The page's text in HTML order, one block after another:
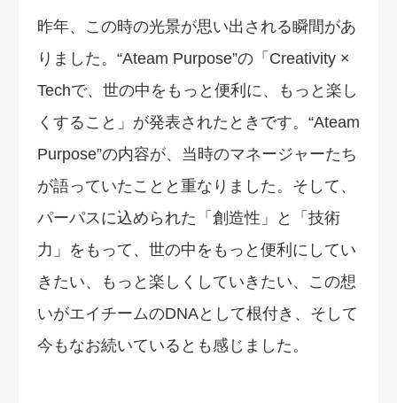
昨年、この時の光景が思い出される瞬間があ
りました。“Ateam Purpose”の「Creativity ×
Techで、世の中をもっと便利に、もっと楽し
くすること」が発表されたときです。“Ateam
Purpose”の内容が、当時のマネージャーたち
が語っていたことと重なりました。そして、
パーパスに込められた「創造性」と「技術
力」をもって、世の中をもっと便利にしてい
きたい、もっと楽しくしていきたい、この想
いがエイチームのDNAとして根付き、そして
今もなお続いているとも感じました。